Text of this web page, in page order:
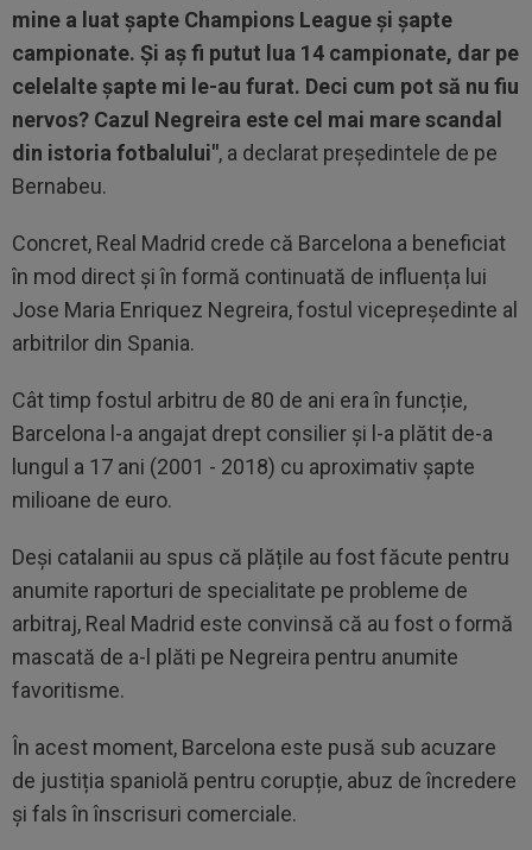
mine a luat șapte Champions League și șapte
campionate. Și aș fi putut lua 14 campionate, dar pe
celelalte șapte mi le-au furat. Deci cum pot să nu fiu
nervos? Cazul Negreira este cel mai mare scandal
din istoria fotbalului", a declarat președintele de pe
Bernabeu.
Concret, Real Madrid crede că Barcelona a beneficiat
în mod direct și în formă continuată de influența lui
Jose Maria Enriquez Negreira, fostul vicepreședinte al
arbitrilor din Spania.
Cât timp fostul arbitru de 80 de ani era în funcție,
Barcelona l-a angajat drept consilier și l-a plătit de-a
lungul a 17 ani (2001 - 2018) cu aproximativ șapte
milioane de euro.
Deși catalanii au spus că plățile au fost făcute pentru
anumite raporturi de specialitate pe probleme de
arbitraj, Real Madrid este convinsă că au fost o formă
mascată de a-l plăti pe Negreira pentru anumite
favoritisme.
În acest moment, Barcelona este pusă sub acuzare
de justiția spaniolă pentru corupție, abuz de încredere
și fals în înscrisuri comerciale.